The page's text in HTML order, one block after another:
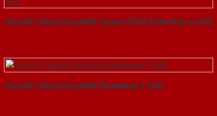
Cửa Gỗ Chống Cháy MDF Veneer P1R2 Xoan Đào-a-SGD
Cửa Gỗ Chống Cháy MDF Melamine 1-SGD